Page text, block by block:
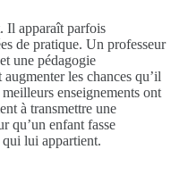
Il apparaît parfois
de pratique. Un professeur
une pédagogie
les chances qu’il
enseignements ont
à transmettre une
qu’un enfant fasse
lui appartient.